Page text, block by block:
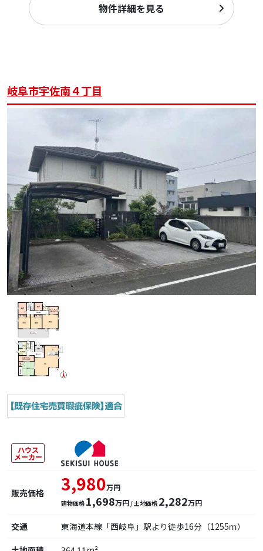
物件詳細を見る
岐阜市宇佐南４丁目
ハウス
メーカー
販売価格 3,980万円
建物価格 1,698万円/ 土地価格 2,282万円
交通
東海道本線「西岐阜」駅より徒歩16分（1255ｍ）